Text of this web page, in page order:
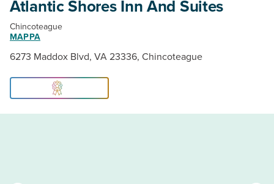
Atlantic Shores Inn And Suites
Chincoteague
MAPPA
6273 Maddox Blvd, VA 23336, Chincoteague